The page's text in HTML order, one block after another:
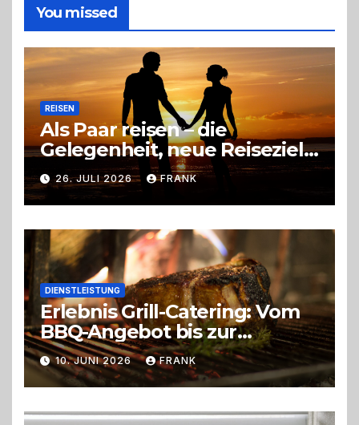
richtige
Entscheidung
You missed
REISEN
Als Paar reisen – die
Gelegenheit, neue Reiseziele
zu entdecken
26. JULI 2026 FRANK
DIENSTLEISTUNG
Erlebnis Grill-Catering: Vom
BBQ-Angebot bis zur
perfekten Eventorganisation
Trend zu Outdoor-Events,
Erlebnisgastronomie und
Live-Cooking
10. JUNI 2026 FRANK